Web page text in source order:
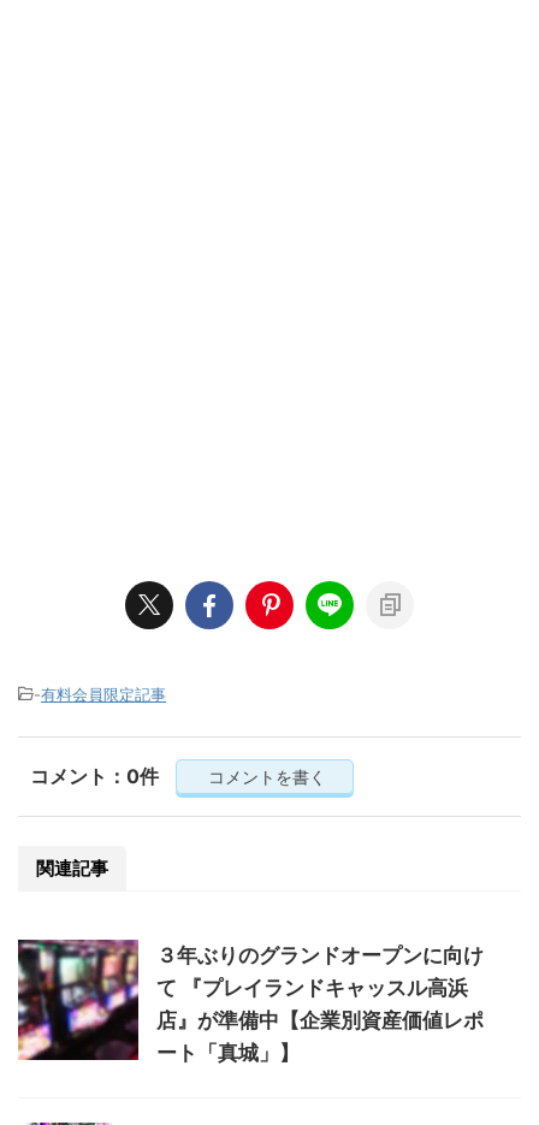
-有料会員限定記事
コメント：0件 コメントを書く
関連記事
３年ぶりのグランドオープンに向け
て 『プレイランドキャッスル高浜
店』が準備中【企業別資産価値レポ
ート「真城」】